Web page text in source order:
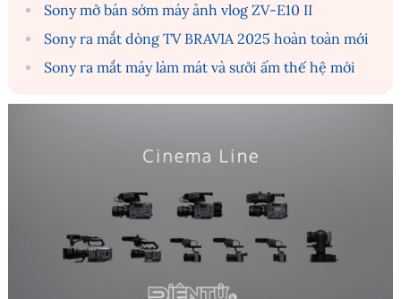
Sony mở bán sớm máy ảnh vlog ZV-E10 II
Sony ra mắt dòng TV BRAVIA 2025 hoàn toàn mới
Sony ra mắt máy làm mát và sưởi ấm thế hệ mới